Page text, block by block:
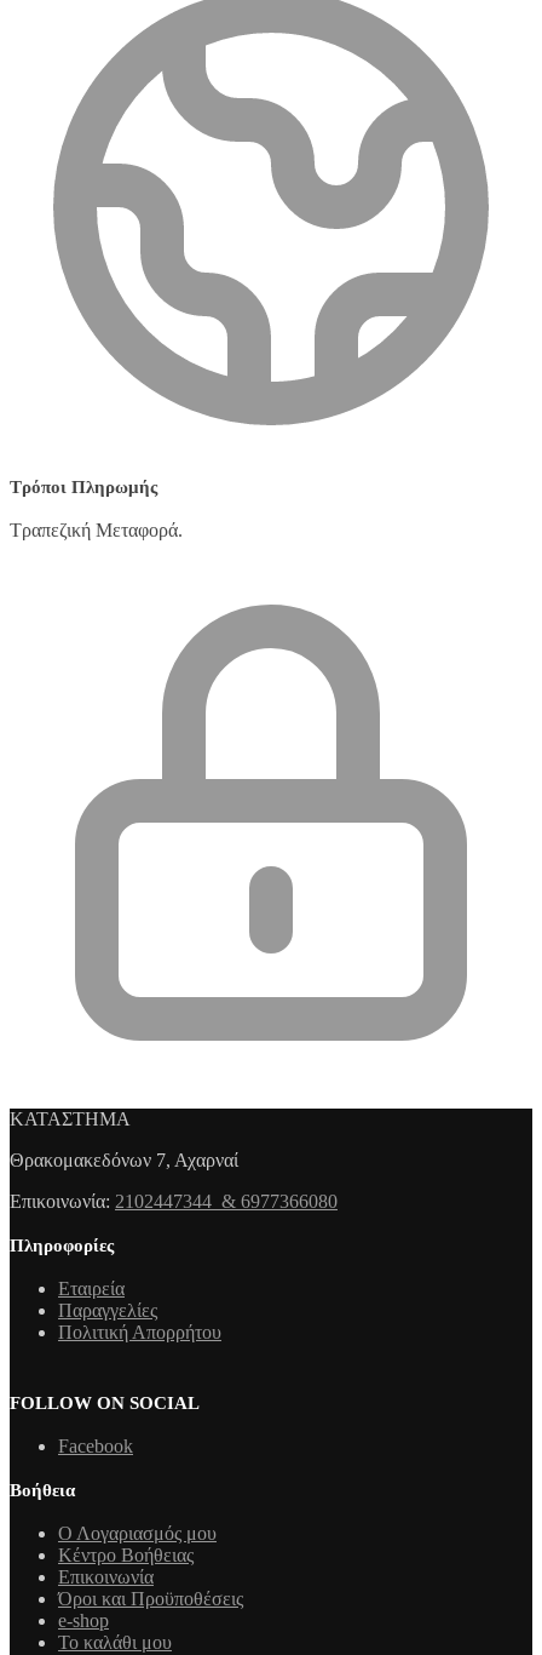
Τρόποι Πληρωμής
Τραπεζική Μεταφορά.
ΚΑΤΑΣΤΗΜΑ
Θρακομακεδόνων 7, Αχαρναί
Επικοινωνία: 2102447344 & 6977366080
Πληροφορίες
Εταιρεία
Παραγγελίες
Πολιτική Απορρήτου
FOLLOW ON SOCIAL
Facebook
Βοήθεια
Ο Λογαριασμός μου
Κέντρο Βοήθειας
Επικοινωνία
Όροι και Προϋποθέσεις
e-shop
Το καλάθι μου